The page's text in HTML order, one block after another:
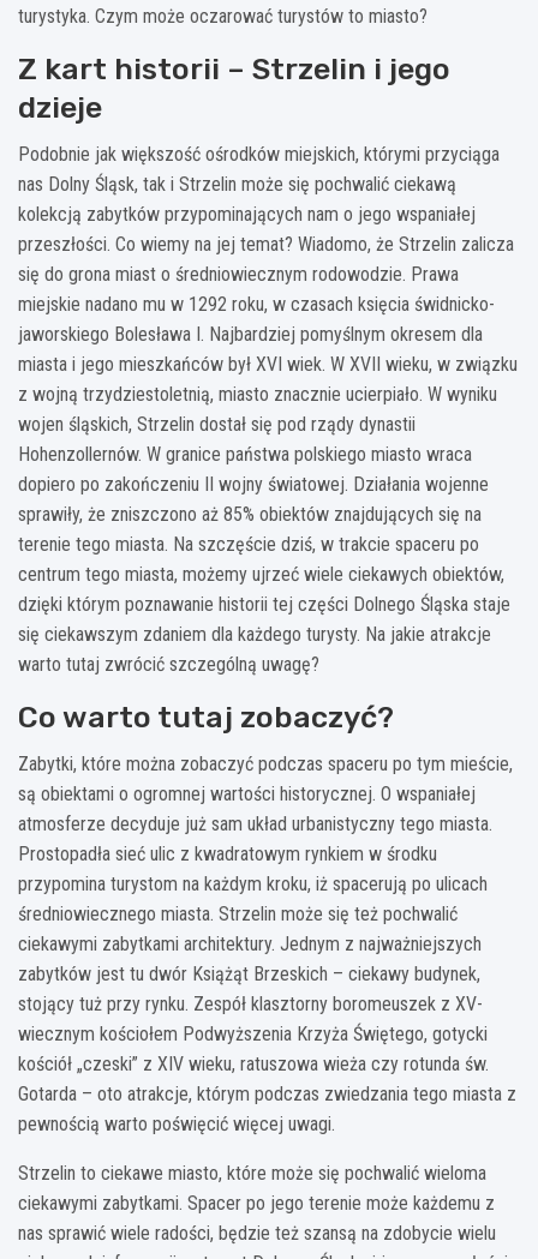
turystyka. Czym może oczarować turystów to miasto?
Z kart historii – Strzelin i jego
dzieje
Podobnie jak większość ośrodków miejskich, którymi przyciąga
nas Dolny Śląsk, tak i Strzelin może się pochwalić ciekawą
kolekcją zabytków przypominających nam o jego wspaniałej
przeszłości. Co wiemy na jej temat? Wiadomo, że Strzelin zalicza
się do grona miast o średniowiecznym rodowodzie. Prawa
miejskie nadano mu w 1292 roku, w czasach księcia świdnicko-
jaworskiego Bolesława I. Najbardziej pomyślnym okresem dla
miasta i jego mieszkańców był XVI wiek. W XVII wieku, w związku
z wojną trzydziestoletnią, miasto znacznie ucierpiało. W wyniku
wojen śląskich, Strzelin dostał się pod rządy dynastii
Hohenzollernów. W granice państwa polskiego miasto wraca
dopiero po zakończeniu II wojny światowej. Działania wojenne
sprawiły, że zniszczono aż 85% obiektów znajdujących się na
terenie tego miasta. Na szczęście dziś, w trakcie spaceru po
centrum tego miasta, możemy ujrzeć wiele ciekawych obiektów,
dzięki którym poznawanie historii tej części Dolnego Śląska staje
się ciekawszym zdaniem dla każdego turysty. Na jakie atrakcje
warto tutaj zwrócić szczególną uwagę?
Co warto tutaj zobaczyć?
Zabytki, które można zobaczyć podczas spaceru po tym mieście,
są obiektami o ogromnej wartości historycznej. O wspaniałej
atmosferze decyduje już sam układ urbanistyczny tego miasta.
Prostopadła sieć ulic z kwadratowym rynkiem w środku
przypomina turystom na każdym kroku, iż spacerują po ulicach
średniowiecznego miasta. Strzelin może się też pochwalić
ciekawymi zabytkami architektury. Jednym z najważniejszych
zabytków jest tu dwór Książąt Brzeskich – ciekawy budynek,
stojący tuż przy rynku. Zespół klasztorny boromeuszek z XV-
wiecznym kościołem Podwyższenia Krzyża Świętego, gotycki
kościół „czeski” z XIV wieku, ratuszowa wieża czy rotunda św.
Gotarda – oto atrakcje, którym podczas zwiedzania tego miasta z
pewnością warto poświęcić więcej uwagi.
Strzelin to ciekawe miasto, które może się pochwalić wieloma
ciekawymi zabytkami. Spacer po jego terenie może każdemu z
nas sprawić wiele radości, będzie też szansą na zdobycie wielu